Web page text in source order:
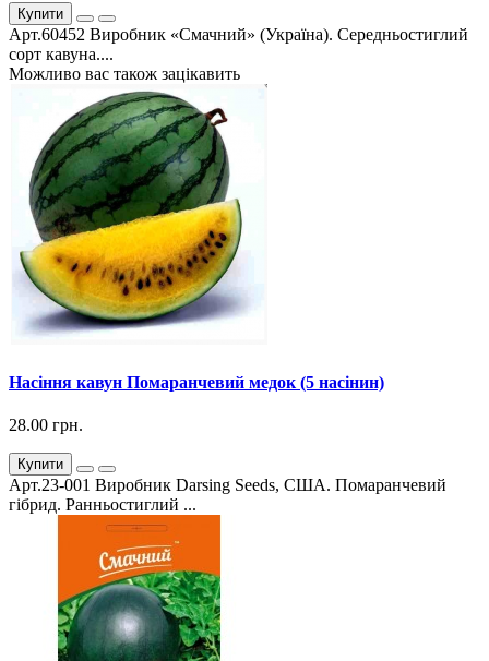
Купити
Арт.60452 Виробник «Смачний» (Україна). Середньостиглий
сорт кавуна....
Можливо вас також зацікавить
Насіння кавун Помаранчевий медок (5 насінин)
28.00 грн.
Купити
Арт.23-001 Виробник Darsing Seeds, США. Помаранчевий
гібрид. Ранньостиглий ...